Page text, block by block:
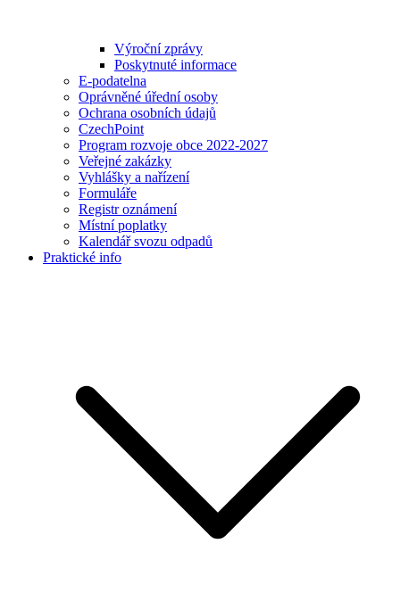
Výroční zprávy
Poskytnuté informace
E-podatelna
Oprávněné úřední osoby
Ochrana osobních údajů
CzechPoint
Program rozvoje obce 2022-2027
Veřejné zakázky
Vyhlášky a nařízení
Formuláře
Registr oznámení
Místní poplatky
Kalendář svozu odpadů
Praktické info